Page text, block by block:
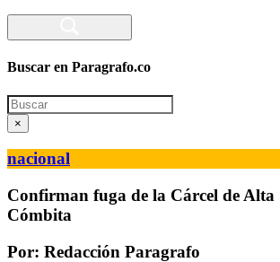
Buscar en Paragrafo.co
Search
×
nacional
Confirman fuga de la Cárcel de Alta
Cómbita
Por: Redacción Paragrafo